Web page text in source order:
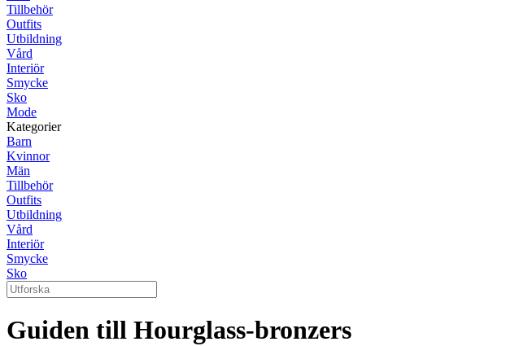
Tillbehör
Outfits
Utbildning
Vård
Interiör
Smycke
Sko
Mode
Kategorier
Barn
Kvinnor
Män
Tillbehör
Outfits
Utbildning
Vård
Interiör
Smycke
Sko
Guiden till Hourglass-bronzers